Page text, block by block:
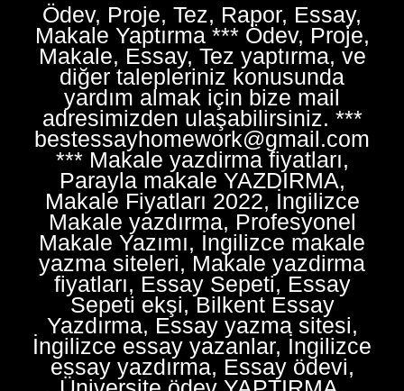
Ödev, Proje, Tez, Rapor, Essay,
Makale Yaptırma *** Ödev, Proje,
Makale, Essay, Tez yaptırma, ve
diğer talepleriniz konusunda
yardım almak için bize mail
adresimizden ulaşabilirsiniz. ***
bestessayhomework@gmail.com
*** Makale yazdirma fiyatları,
Parayla makale YAZDIRMA,
Makale Fiyatları 2022, İngilizce
Makale yazdırma, Profesyonel
Makale Yazımı, İngilizce makale
yazma siteleri, Makale yazdirma
fiyatları, Essay Sepeti, Essay
Sepeti ekşi, Bilkent Essay
Yazdırma, Essay yazma sitesi,
İngilizce essay yazanlar, İngilizce
essay yazdırma, Essay ödevi,